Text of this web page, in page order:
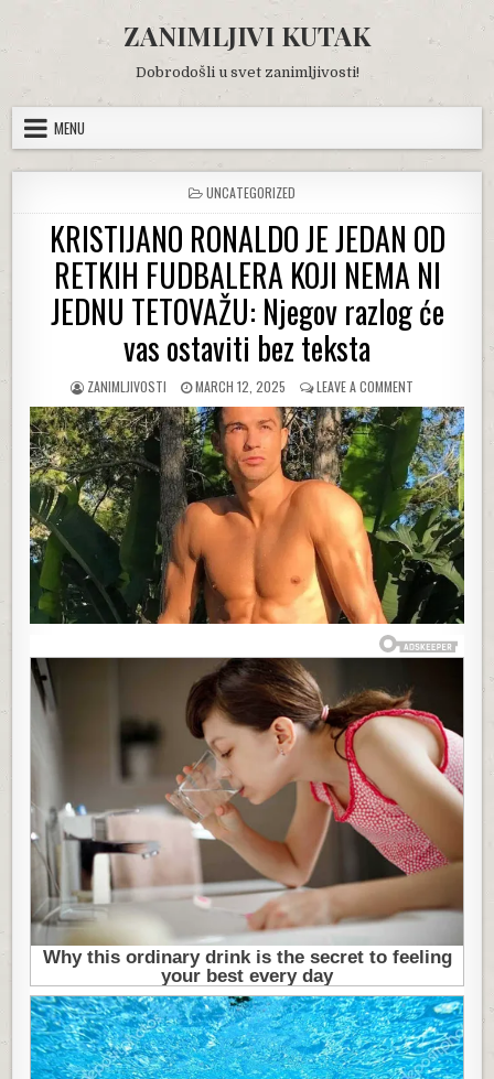
content
ZANIMLJIVI KUTAK
Dobrodošli u svet zanimljivosti!
MENU
POSTED
IN
UNCATEGORIZED
KRISTIJANO RONALDO JE JEDAN OD
RETKIH FUDBALERA KOJI NEMA NI
JEDNU TETOVAŽU: Njegov razlog će
vas ostaviti bez teksta
AUTHOR:
ZANIMLJIVOSTI
PUBLISHED
DATE:
MARCH 12, 2025 LEAVE A COMMENTON
KRISTIJANO
RONALDO
JE
JEDAN
OD
RETKIH
FUDBALERA
KOJI
NEMA
NI
JEDNU
TETOVAŽU:
NJEGOV
RAZLOG
VAS
OSTAVITI
BEZ
TEKSTA